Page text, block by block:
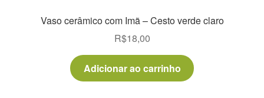
Vaso cerâmico com Imã – Cesto verde claro
R$18,00
Adicionar ao carrinho